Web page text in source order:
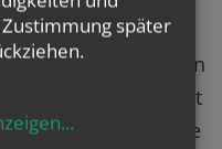
Karl dem Großen
was jedoch nicht
1137 eine Kirche
später
...